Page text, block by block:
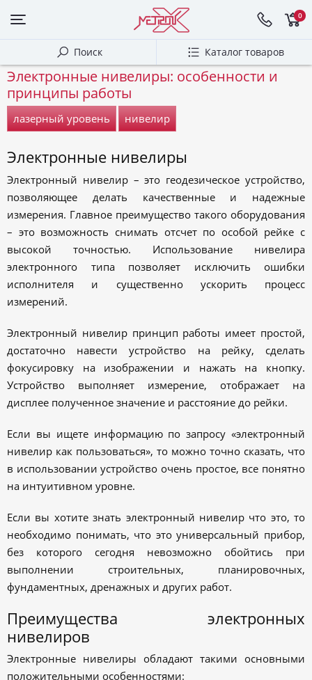
0
Поиск Каталог товаров
Электронные нивелиры: особенности и
принципы работы
лазерный уровень нивелир
Электронные нивелиры
Электронный нивелир – это геодезическое устройство,
позволяющее делать качественные и надежные
измерения. Главное преимущество такого оборудования
– это возможность снимать отсчет по особой рейке с
высокой точностью. Использование нивелира
электронного типа позволяет исключить ошибки
исполнителя и существенно ускорить процесс
измерений.
Электронный нивелир принцип работы имеет простой,
достаточно навести устройство на рейку, сделать
фокусировку на изображении и нажать на кнопку.
Устройство выполняет измерение, отображает на
дисплее полученное значение и расстояние до рейки.
Если вы ищете информацию по запросу «электронный
нивелир как пользоваться», то можно точно сказать, что
в использовании устройство очень простое, все понятно
на интуитивном уровне.
Если вы хотите знать электронный нивелир что это, то
необходимо понимать, что это универсальный прибор,
без которого сегодня невозможно обойтись при
выполнении строительных, планировочных,
фундаментных, дренажных и других работ.
Преимущества электронных
нивелиров
Электронные нивелиры обладают такими основными
положительными особенностями: